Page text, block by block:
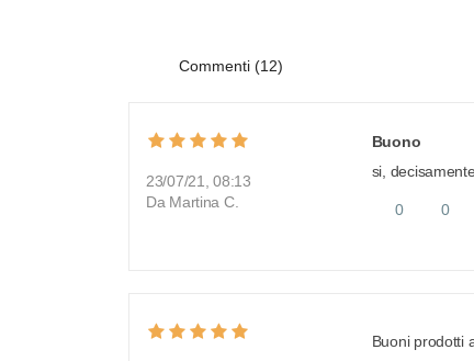
Commenti (12)
23/07/21, 08:13
Da Martina C.
Buono
si,
0 0
Buoni prodotti